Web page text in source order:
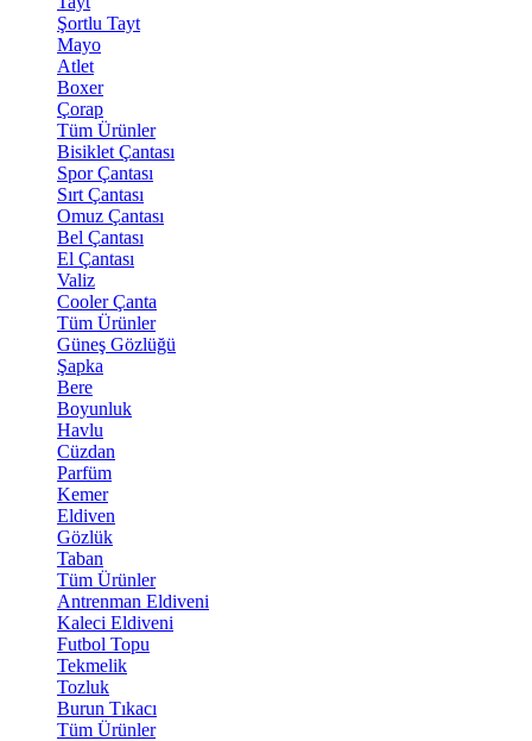
Şortlu Tayt
Mayo
Atlet
Boxer
Çorap
Tüm Ürünler
Bisiklet Çantası
Spor Çantası
Sırt Çantası
Omuz Çantası
Bel Çantası
El Çantası
Valiz
Cooler Çanta
Tüm Ürünler
Güneş Gözlüğü
Şapka
Bere
Boyunluk
Havlu
Cüzdan
Parfüm
Kemer
Eldiven
Gözlük
Taban
Tüm Ürünler
Antrenman Eldiveni
Kaleci Eldiveni
Futbol Topu
Tekmelik
Tozluk
Burun Tıkacı
Tüm Ürünler